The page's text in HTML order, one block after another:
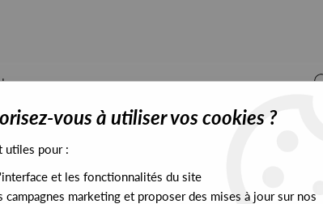
EXCLUSIVES PRESALES EXCLUSIVES
vous à utiliser vos cookies ?
utiles pour :
et les fonctionnalités du site
campagnes marketing et proposer des mises à jour sur nos